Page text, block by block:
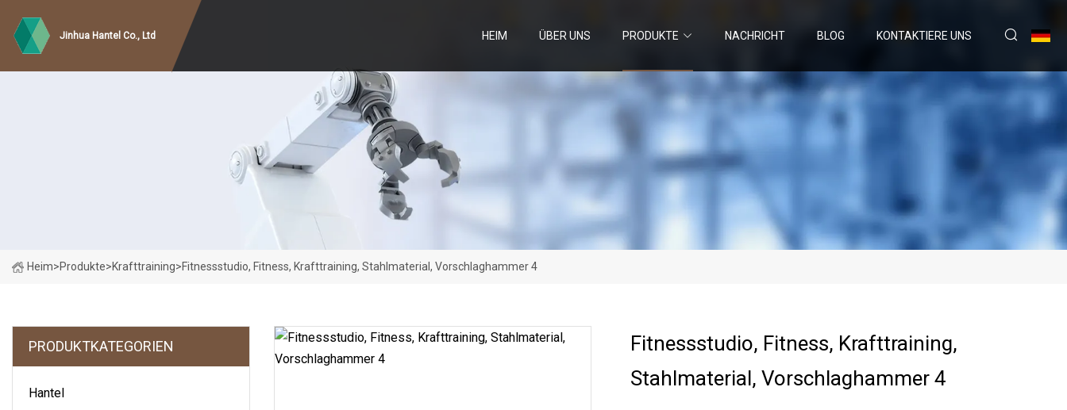
Jinhua Hantel Co., Ltd HEIM ÜBER UNS PRODUKTE NACHRICHT BLOG KONTAKTIERE UNS
Heim>Produkte>Krafttraining>Fitnessstudio, Fitness, Krafttraining, Stahlmaterial, Vorschlaghammer 4
PRODUKTKATEGORIEN
Hantel
Fitnessstudio, Fitness, Krafttraining,
Stahlmaterial, Vorschlaghammer 4